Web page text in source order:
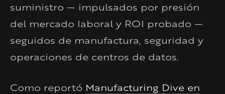
suministro — impulsados por presión
del mercado laboral y ROI probado —
seguidos de manufactura, seguridad y
operaciones de centros de datos.
Como reportó Manufacturing Dive en